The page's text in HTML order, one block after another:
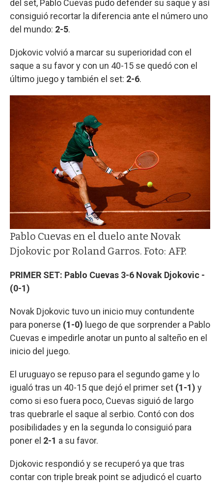
del set, Pablo Cuevas pudo defender su saque y así
consiguió recortar la diferencia ante el número uno
del mundo: 2-5.
Djokovic volvió a marcar su superioridad con el
saque a su favor y con un 40-15 se quedó con el
último juego y también el set: 2-6.
Pablo Cuevas en el duelo ante Novak
Djokovic por Roland Garros. Foto: AFP.
PRIMER SET: Pablo Cuevas 3-6 Novak Djokovic -
(0-1)
Novak Djokovic tuvo un inicio muy contundente
para ponerse (1-0) luego de que sorprender a Pablo
Cuevas e impedirle anotar un punto al salteño en el
inicio del juego.
El uruguayo se repuso para el segundo game y lo
igualó tras un 40-15 que dejó el primer set (1-1) y
como si eso fuera poco, Cuevas siguió de largo
tras quebrarle el saque al serbio. Contó con dos
posibilidades y en la segunda lo consiguió para
poner el 2-1 a su favor.
Djokovic respondió y se recuperó ya que tras
contar con triple break point se adjudicó el cuarto